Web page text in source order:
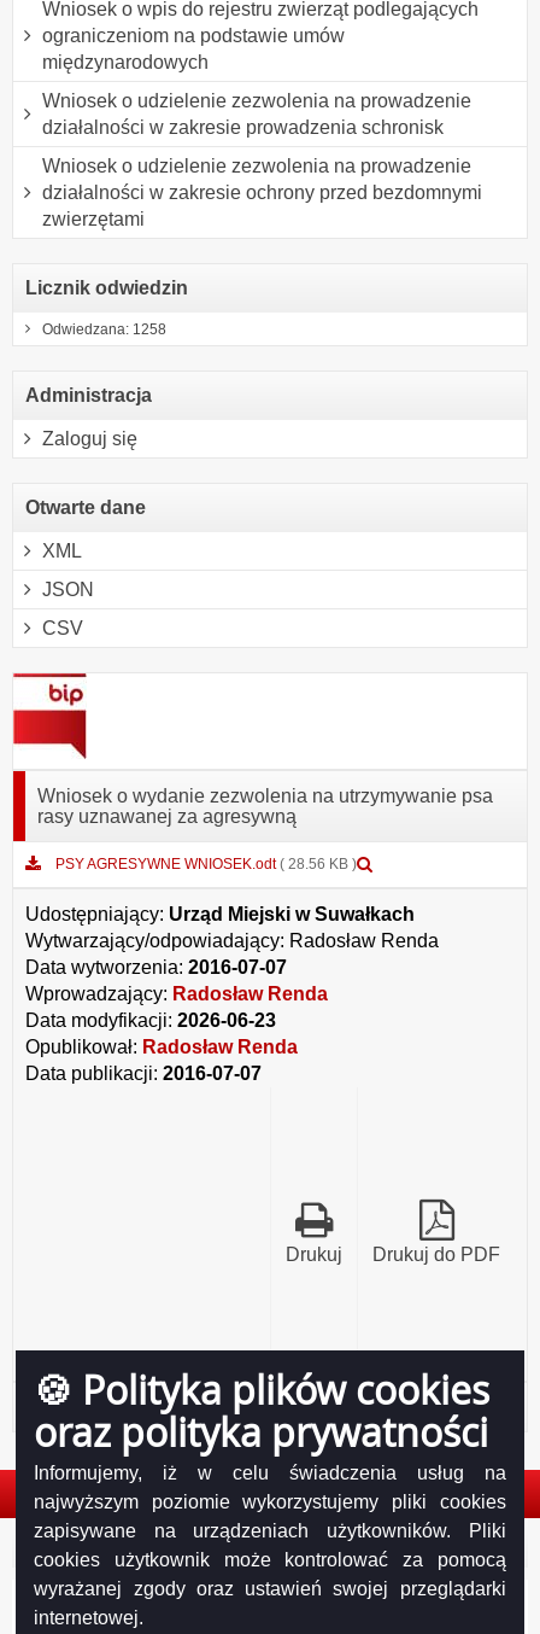
🍪 Polityka plików cookies
oraz polityka prywatności
Informujemy, iż w celu świadczenia usług na
najwyższym poziomie wykorzystujemy pliki cookies
zapisywane na urządzeniach użytkowników. Pliki
cookies użytkownik może kontrolować za pomocą
wyrażanej zgody oraz ustawień swojej przeglądarki
internetowej.
Wniosek o wpis do rejestru zwierząt podlegających
ograniczeniom na podstawie umów
międzynarodowych
Wniosek o udzielenie zezwolenia na prowadzenie
działalności w zakresie prowadzenia schronisk
Wniosek o udzielenie zezwolenia na prowadzenie
działalności w zakresie ochrony przed bezdomnymi
zwierzętami
Licznik odwiedzin
Odwiedzana: 1258
Administracja
Zaloguj się
Otwarte dane
XML
JSON
CSV
Wniosek o wydanie zezwolenia na utrzymywanie psa
rasy uznawanej za agresywną
PSY AGRESYWNE WNIOSEK.odt ( 28.56 KB )
załącznika
PSY
AGRESYWNE
WNIOSEK.odt
Udostępniający: Urząd Miejski w Suwałkach
Wytwarzający/odpowiadający: Radosław Renda
Data wytworzenia: 2016-07-07
Wprowadzający: Radosław Renda
Data modyfikacji: 2026-06-23
Opublikował: Radosław Renda
Data publikacji: 2016-07-07
Drukuj do PDF
Drukuj
Historia strony
© 2026. Urząd Miejski w Suwałkach. Wszystkie prawa zastrzeżone.